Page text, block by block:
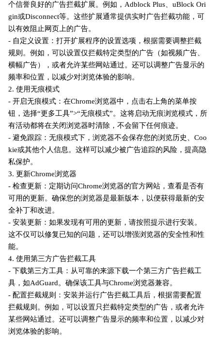
个信誉良好的广告拦截扩展。例如，Adblock Plus、uBlock Ori
gin或Disconnect等。这些扩展通常提供实时广告拦截功能，可
以有效阻止网页上的广告。
- 自定义设置：打开扩展程序的设置选项，根据需要调整拦截
规则。例如，可以设置仅拦截特定类型的广告（如视频广告、
横幅广告），或者允许某些网站通过。还可以调整广告显示的
频率和位置，以减少对浏览体验的影响。
2. 使用无痕模式
- 开启无痕模式：在Chrome浏览器中，点击右上角的菜单按
钮，选择“更多工具”>“无痕模式”。这将启动无痕浏览模式，所
有活动都将在关闭浏览器时清除，不会留下任何痕迹。
- 避免跟踪：无痕模式下，浏览器不会保存您的浏览历史、Coo
kie或其他个人信息。这样可以减少被广告追踪的风险，提高隐
私保护。
3. 更新Chrome浏览器
- 检查更新：定期访问Chrome浏览器的官方网站，查看是否有
可用的更新。确保您的浏览器是最新版本，以便获得最新的安
全补丁和改进。
- 安装更新：如果发现有可用的更新，请按照提示进行安装。
这不仅可以修复已知的问题，还可以增强浏览器的安全性和性
能。
4. 使用第三方广告拦截工具
- 下载第三方工具：从可靠的来源下载一个第三方广告拦截工
具，如AdGuard。确保该工具与Chrome浏览器兼容。
- 配置拦截规则：安装并运行广告拦截工具后，根据需要配置
拦截规则。例如，可以设置只拦截特定类型的广告，或者允许
某些网站通过。还可以调整广告显示的频率和位置，以减少对
浏览体验的影响。